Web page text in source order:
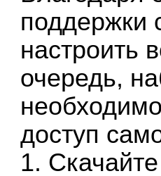
поддержки
настроить
очередь,
доступ
1.